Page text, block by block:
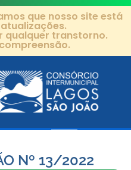
que nosso site está
qualquer transtorno.
Nº 13/2022